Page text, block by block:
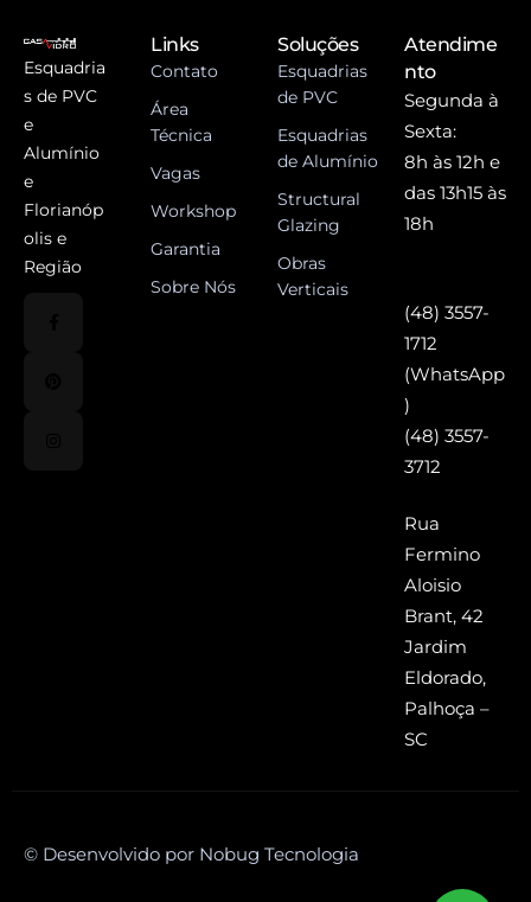
Esquadria
s de PVC
e
Alumínio
e
Florianóp
olis e
Região
Links
Contato
Área
Técnica
Vagas
Workshop
Garantia
Sobre Nós
Soluções
Esquadrias
de PVC
Esquadrias
de Alumínio
Structural
Glazing
Obras
Verticais
Atendime
nto
Segunda à
Sexta:
8h às 12h e
das 13h15 às
18h
(48) 3557-
1712
(WhatsApp
)
(48) 3557-
3712
Rua
Fermino
Aloisio
Brant, 42
Jardim
Eldorado,
Palhoça –
SC
© Desenvolvido por Nobug Tecnologia